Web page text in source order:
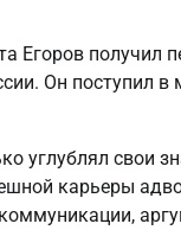
Егоров
Он поступил
углублял свои
карьеры